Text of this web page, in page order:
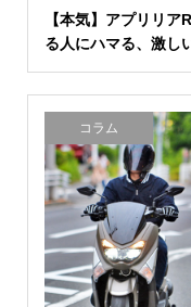
【本気】アプリリ
る人にハマる、激し
コラム